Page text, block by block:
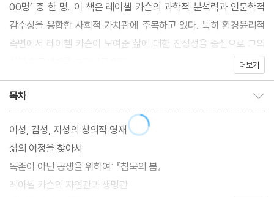
00명’ 중 한 명. 이 책은 레이첼 카슨의 과학적 분석력과 인문학적
감수성을 융합한 사회적 가치관에 주목하고 있다. 특히 환경윤리적
측면에서 레이첼 카슨이 보여준 삶에 대한 진정성을 중심으로 그의
더보기
목차
이성, 감성, 지성의 창의적 영재
삶의 여정을 찾아서
독존이 아닌 공생을 위하여: 『침묵의 봄』
레이첼 카슨의 자연관과 생명관